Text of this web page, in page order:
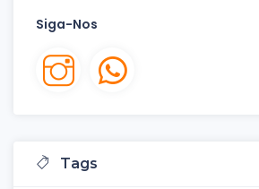
Siga-Nos
Tags